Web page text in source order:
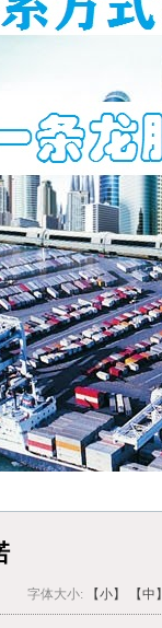
字体大小: 【小】 【中】